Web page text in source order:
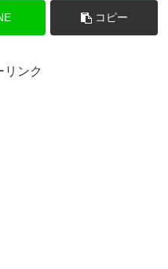
コピー
リンク